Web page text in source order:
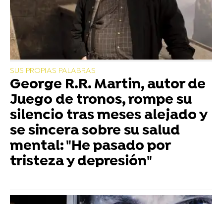
SUS PROPIAS PALABRAS
George R.R. Martin, autor de
Juego de tronos, rompe su
silencio tras meses alejado y
se sincera sobre su salud
mental: "He pasado por
tristeza y depresión"